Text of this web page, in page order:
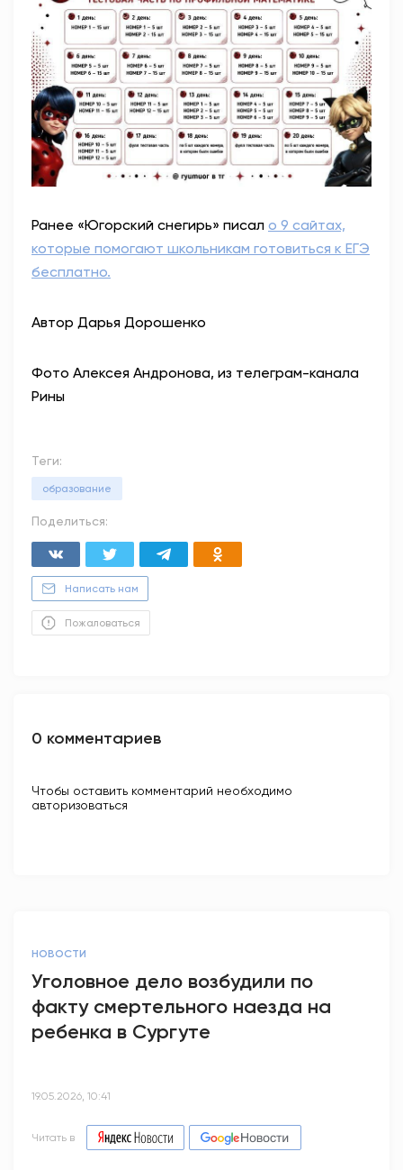
Ранее «Югорский снегирь» писал о 9 сайтах,
которые помогают школьникам готовиться к ЕГЭ
бесплатно.
Автор Дарья Дорошенко
Фото Алексея Андронова, из телеграм-канала
Рины
Теги:
образование
Поделиться:
Написать нам
Пожаловаться
0 комментариев
Чтобы оставить комментарий необходимо
авторизоваться
НОВОСТИ
Уголовное дело возбудили по
факту смертельного наезда на
ребенка в Сургуте
19.05.2026, 10:41
Читать в